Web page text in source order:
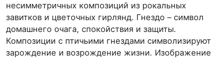
несимметричных композиций из рокальных
завитков и цветочных гирлянд. Гнездо – символ
домашнего очага, спокойствия и защиты.
Композиции с птичьими гнездами символизируют
зарождение и возрождение жизни. Изображение